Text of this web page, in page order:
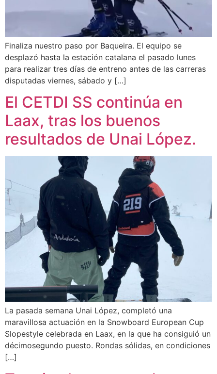
Finaliza nuestro paso por Baqueira. El equipo se
desplazó hasta la estación catalana el pasado lunes
para realizar tres días de entreno antes de las carreras
disputadas viernes, sábado y […]
El CETDI SS continúa en
Laax, tras los buenos
resultados de Unai López.
La pasada semana Unai López, completó una
maravillosa actuación en la Snowboard European Cup
Slopestyle celebrada en Laax, en la que ha consiguió un
décimosegundo puesto. Rondas sólidas, en condiciones
[…]